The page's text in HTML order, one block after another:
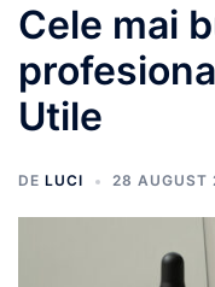
Cele mai
Utile
DE LUCI 28 AUGUST